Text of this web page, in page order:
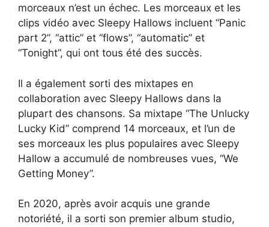
morceaux n’est un échec. Les morceaux et les
clips vidéo avec Sleepy Hallows incluent “Panic
part 2”, “attic” et “flows”, “automatic” et
“Tonight”, qui ont tous été des succès.
Il a également sorti des mixtapes en
collaboration avec Sleepy Hallows dans la
plupart des chansons. Sa mixtape “The Unlucky
Lucky Kid” comprend 14 morceaux, et l’un de
ses morceaux les plus populaires avec Sleepy
Hallow a accumulé de nombreuses vues, “We
Getting Money”.
En 2020, après avoir acquis une grande
notoriété, il a sorti son premier album studio,